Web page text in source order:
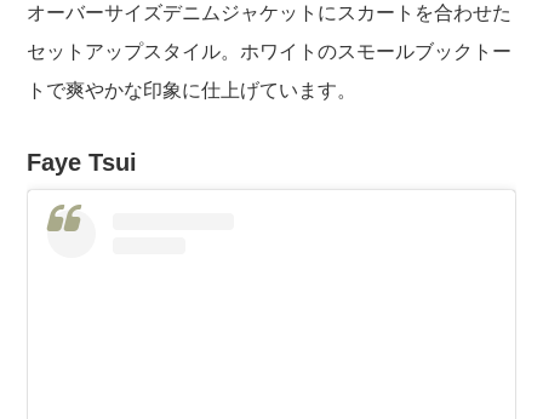
オーバーサイズデニムジャケットにスカートを合わせた
セットアップスタイル。ホワイトのスモールブックトー
トで爽やかな印象に仕上げています。
Faye Tsui